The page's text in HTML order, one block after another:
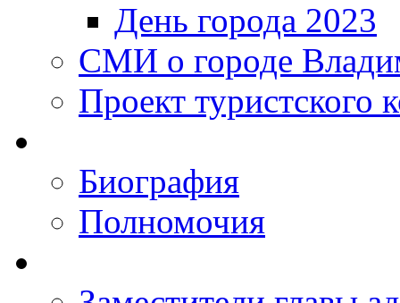
День города 2023
СМИ о городе
Проект туристского
Биография
Полномочия